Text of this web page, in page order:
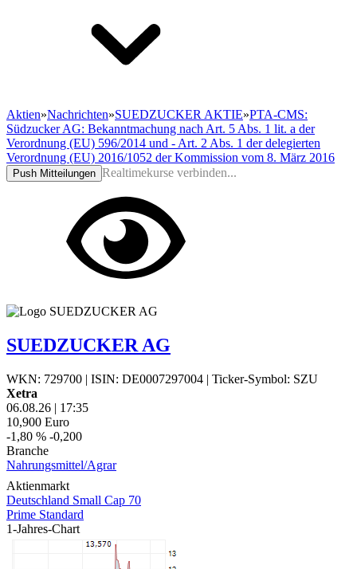
Aktien»Nachrichten»SUEDZUCKER AKTIE»PTA-CMS:
Südzucker AG: Bekanntmachung nach Art. 5 Abs. 1 lit. a der
Verordnung (EU) 596/2014 und - Art. 2 Abs. 1 der delegierten
Verordnung (EU) 2016/1052 der Kommission vom 8. März 2016
Push Mitteilungen Realtimekurse verbinden...
SUEDZUCKER AG
WKN: 729700 | ISIN: DE0007297004 | Ticker-Symbol: SZU
Xetra
06.08.26 | 17:35
10,900 Euro
-1,80 % -0,200
Branche
Nahrungsmittel/Agrar
Aktienmarkt
Deutschland Small Cap 70
Prime Standard
1-Jahres-Chart